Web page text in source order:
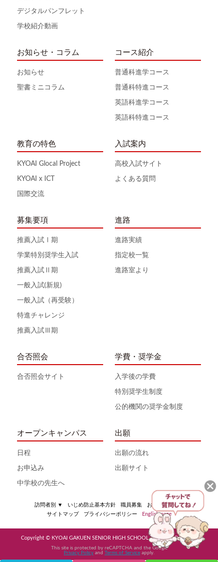
デジタルパンフレット
学校紹介動画
お知らせ・コラム
お知らせ
聖書ミニコラム
コース紹介
普通科進学コース
普通科特進コース
英語科進学コース
英語科特進コース
教育の特色
KYOAI Glocal Project
KYOAI x ICT
国際交流
入試案内
高校入試サイト
よくある質問
募集要項
推薦入試Ⅰ期
学業特別奨学生入試
推薦入試Ⅱ期
一般入試(新規)
一般入試（再受験）
特進チャレンジ
推薦入試Ⅲ期
進路
進路実績
指定校一覧
進路室より
合否照会
合否照会サイト
学費・奨学金
入学後の学費
特別奨学生制度
公的機関の奨学金制度
オープンキャンパス
日程
お申込み
中学校の先生へ
出願
出願の流れ
出願サイト
訪問者別 ▼ いじめ防止基本方針 職員募集
お問い合わせ
サイトマップ
プライバシーポリシー English page
Copyright © KYOAI GAKUEN SENIOR HIGH SCHOOL All Rights Reserved
This site is protected by reCAPTCHA and the Google
Privacy Policy and Terms of Service apply.